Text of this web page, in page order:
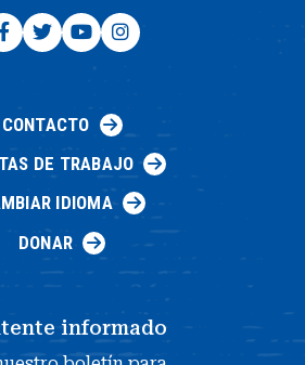
CONTACTO
DE TRABAJO
IDIOMA
DONAR
informado